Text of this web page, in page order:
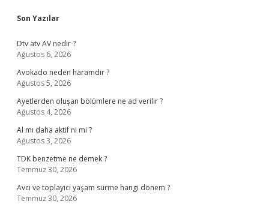
Sidebar
Son Yazılar
Dtv atv AV nedir ?
Ağustos 6, 2026
Avokado neden haramdır ?
Ağustos 5, 2026
Ayetlerden oluşan bölümlere ne ad verilir ?
Ağustos 4, 2026
Al mı daha aktif ni mi ?
Ağustos 3, 2026
TDK benzetme ne demek ?
Temmuz 30, 2026
Avcı ve toplayıcı yaşam sürme hangi dönem ?
Temmuz 30, 2026